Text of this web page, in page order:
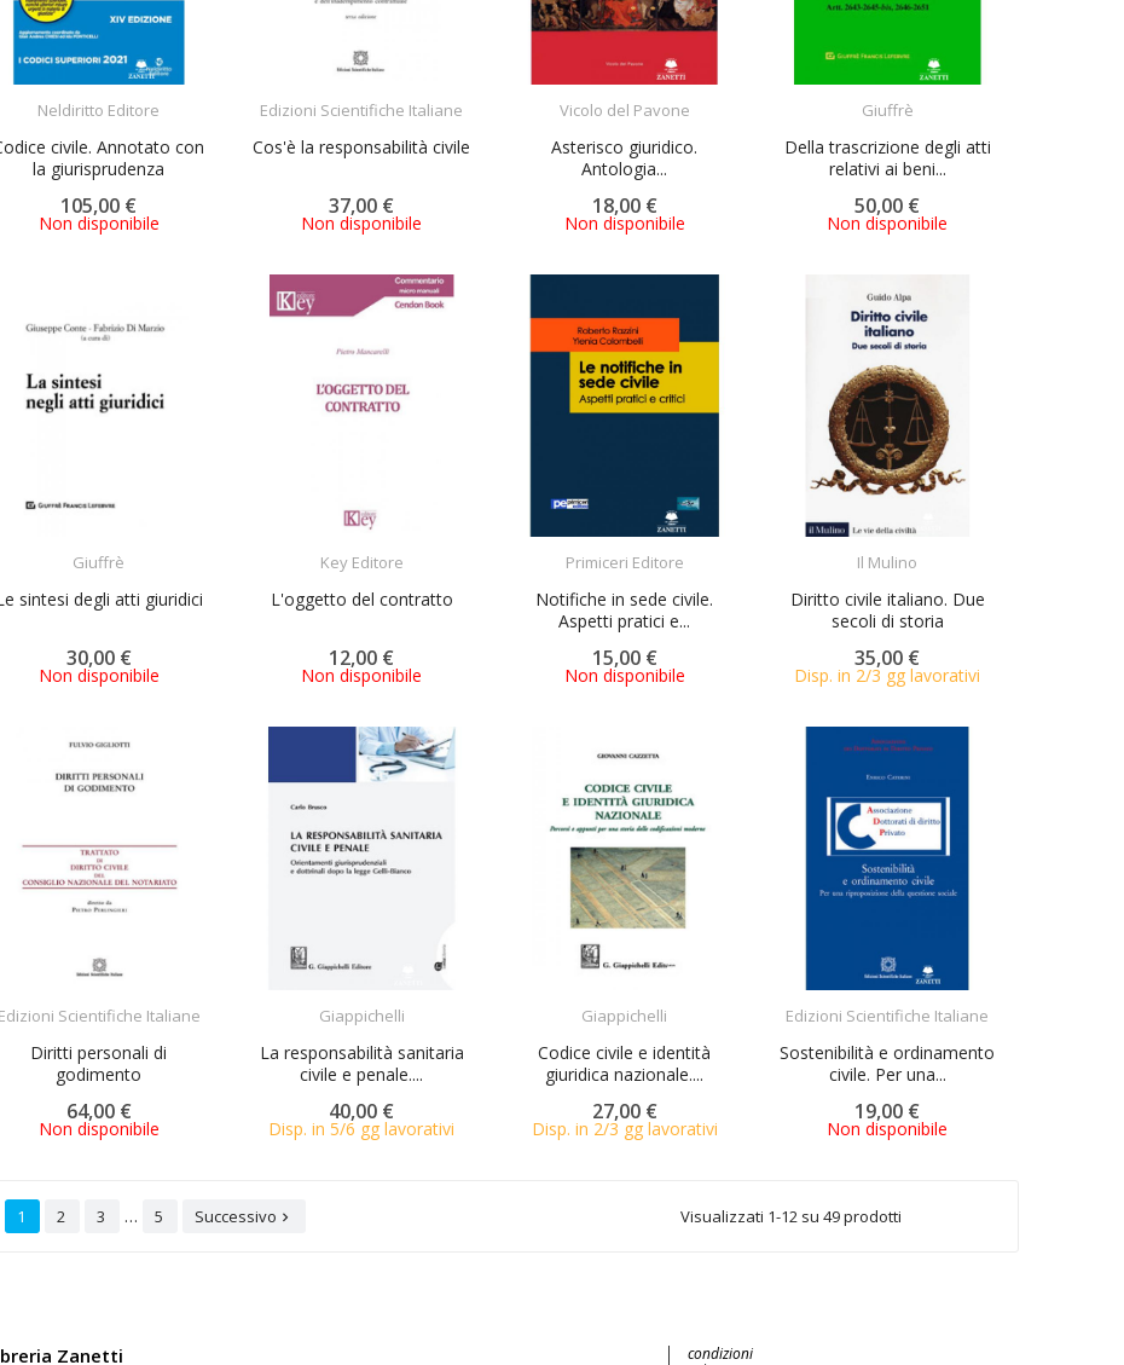
Neldiritto Editore
civile. Annotato con
la giurisprudenza
105,00 €
Non disponibile
Edizioni Scientifiche Italiane
Cos'è la responsabilità civile
37,00 €
Non disponibile
Vicolo del Pavone
Asterisco giuridico.
Antologia...
18,00 €
Non disponibile
Giuffrè
Della trascrizione degli atti
relativi ai beni...
50,00 €
Non disponibile
Giuffrè
sintesi degli atti giuridici
30,00 €
Non disponibile
Key Editore
L'oggetto del contratto
12,00 €
Non disponibile
Primiceri Editore
Notifiche in sede civile.
Aspetti pratici e...
15,00 €
Non disponibile
Il Mulino
Diritto civile italiano. Due
secoli di storia
35,00 €
Disp. in 2/3 gg lavorativi
Edizioni Scientifiche Italiane
Diritti personali di
godimento
64,00 €
Non disponibile
Giappichelli
La responsabilità sanitaria
civile e penale....
40,00 €
Disp. in 5/6 gg lavorativi
Giappichelli
Codice civile e identità
giuridica nazionale....
27,00 €
Disp. in 2/3 gg lavorativi
Edizioni Scientifiche Italiane
Sostenibilità e ordinamento
civile. Per una...
19,00 €
Non disponibile
1 2 3 … 5 Successivo  Visualizzati 1-12 su 49 prodotti
Zanetti
condizioni